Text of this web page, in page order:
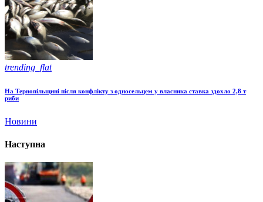
trending_flat
На Тернопільщині після конфлікту з односельцем у власника ставка здохло 2,8 т
риби
Новини
Наступна